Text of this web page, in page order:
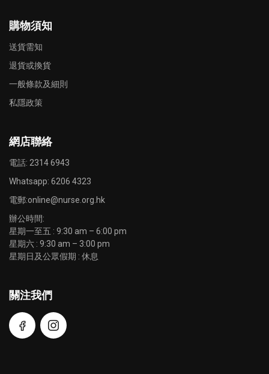
購物須知
送貨需知
退貨或換貨
一般條款及細則
私隱政策
網店聯絡
電話: 2314 6943
Whatsapp: 6206 4323
電郵:online@nurse.org.hk
辦公時間:
星期一至五 : 9:30 am – 6:00 pm
星期六 : 9:30 am – 3:00 pm
星期日及公眾假期 : 休息
關注我們